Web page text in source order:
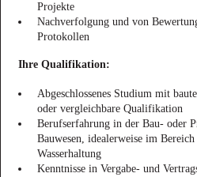
Projekte
Nachverfolgung und von
Protokollen
Ihre Qualifikation:
Abgeschlossenes Studium mit
oder vergleichbare Qualifikation
Berufserfahrung in der Bau- oder
Bauwesen, idealerweise im
Wasserhaltung
Kenntnisse in Vergabe- und